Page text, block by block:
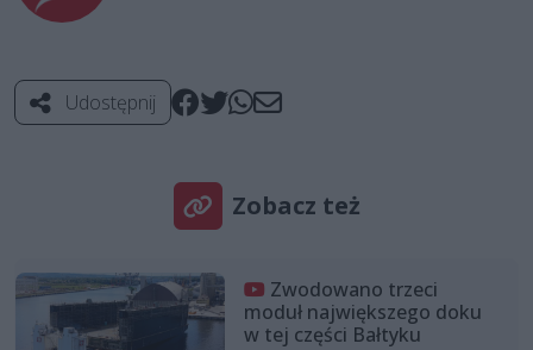
Udostępnij
Zobacz też
Zwodowano trzeci
moduł największego doku
w tej części Bałtyku